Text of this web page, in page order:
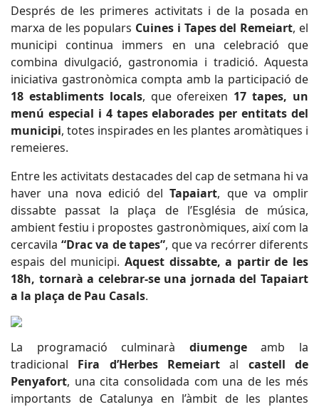
Després de les primeres activitats i de la posada en
marxa de les populars Cuines i Tapes del Remeiart, el
municipi continua immers en una celebració que
combina divulgació, gastronomia i tradició. Aquesta
iniciativa gastronòmica compta amb la participació de
18 establiments locals, que ofereixen 17 tapes, un
menú especial i 4 tapes elaborades per entitats del
municipi, totes inspirades en les plantes aromàtiques i
remeieres.
Entre les activitats destacades del cap de setmana hi va
haver una nova edició delTapaiart, que va omplir
dissabte passat la plaça de l’Església de música,
ambient festiu i propostes gastronòmiques, així com la
cercavila “Drac va de tapes”, que va recórrer diferents
espais del municipi. Aquest dissabte, a partir de les
18h, tornarà a celebrar-se una jornada del Tapaiart
a la plaça de Pau Casals.
La programació culminarà diumengeamb la
tradicional Fira d’Herbes Remeiart al castell de
Penyafort, una cita consolidada com una de les més
importants de Catalunya en l’àmbit de les plantes